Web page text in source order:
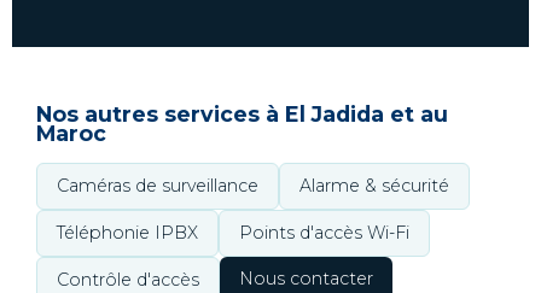
Nos autres services à El Jadida et au
Maroc
Caméras de surveillance Alarme & sécurité
Téléphonie IPBX Points d'accès Wi-Fi
Contrôle d'accès Nous contacter